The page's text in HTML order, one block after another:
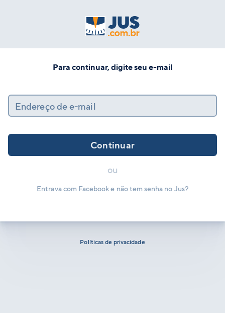
Para continuar, digite seu e-mail
Endereço de e-mail
Continuar
ou
Entrava com Facebook e não tem senha no Jus?
Políticas de privacidade